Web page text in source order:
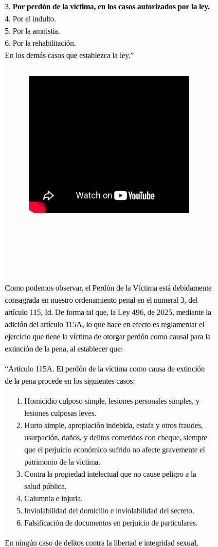
3. Por perdón de la víctima, en los casos autorizados por la ley.
4. Por el indulto.
5. Por la amnistía.
6. Por la rehabilitación.
En los demás casos que establezca la ley.”
Como podemos observar, el Perdón de la Víctima está debidamente
consagrada en nuestro ordenamiento penal en el numeral 3, del
artículo 115, Id. De forma tal que, la Ley 496, de 2025, mediante la
adición del artículo 115A, lo que hace en efecto es reglamentar el
ejercicio que tiene la víctima de otorgar perdón como causal para la
extinción de la pena, al establecer que:
“Artículo 115A. El perdón de la víctima como causa de extinción
de la pena procede en los siguientes casos:
Homicidio culposo simple, lesiones personales simples, y
lesiones culposas leves.
Hurto simple, apropiación indebida, estafa y otros fraudes,
usurpación, daños, y delitos cometidos con cheque, siempre
que el perjuicio económico sufrido no afecte gravemente el
patrimonio de la víctima.
Contra la propiedad intelectual que no cause peligro a la
salud pública.
Calumnia e injuria.
Inviolabilidad del domicilio e inviolabilidad del secreto.
Falsificación de documentos en perjuicio de particulares.
En ningún caso de delitos contra la libertad e integridad sexual,